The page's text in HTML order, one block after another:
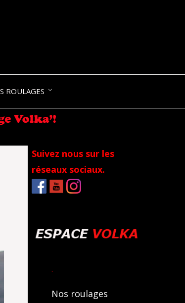
ROULAGES
Suivez nous sur les
réseaux sociaux.
.
Nos roulages